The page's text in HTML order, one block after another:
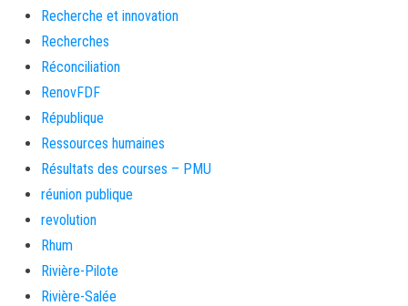
Recherche et innovation
Recherches
Réconciliation
RenovFDF
République
Ressources humaines
Résultats des courses – PMU
réunion publique
revolution
Rhum
Rivière-Pilote
Rivière-Salée